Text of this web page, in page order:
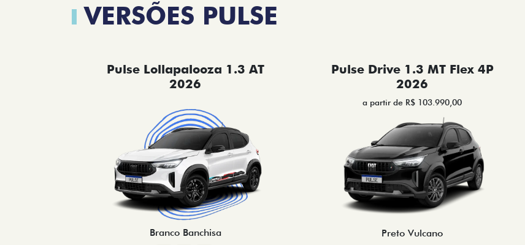
VERSÕES PULSE
Pulse Lollapalooza 1.3 AT
2026
Branco Banchisa
Pulse Drive 1.3 MT Flex 4P
2026
a partir de R$ 103.990,00
Preto Vulcano